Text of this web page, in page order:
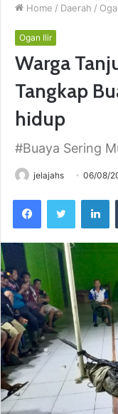
Home / Daerah /
Ogan Ilir
Warga
Tangkap
hidup
#Buaya Sering
jelajahs 06/08/